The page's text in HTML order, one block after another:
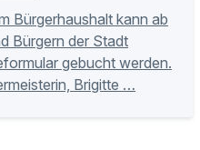
Bürgerhaushalt kann ab
Bürgern der Stadt
gebucht werden.
Brigitte …